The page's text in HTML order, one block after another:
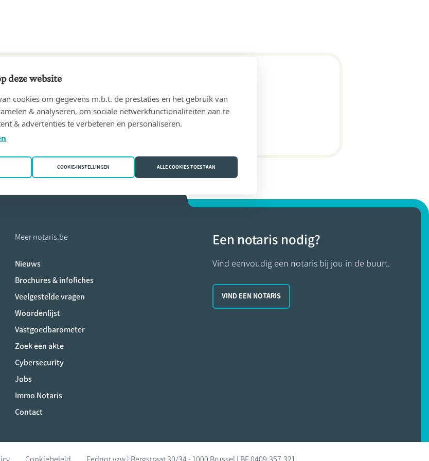
01/2024
(8200 Brugge (Sint-Michiels))
Meer notaris.be
Nieuws
Brochures & infofiches
Veelgestelde vragen
Woordenlijst
Vastgoedbarometer
Zoek een akte
Cybersecurity
Jobs
Immo Notaris
Contact
Een notaris nodig?
Vind eenvoudig een notaris bij jou in de buurt.
VIND EEN NOTARIS
deze website
cookies om gegevens m.b.t. de prestaties en het gebruik van
& analyseren, om sociale netwerkfunctionaliteiten aan te
& advertenties te verbeteren en personaliseren.
COOKIE-INSTELLINGEN ALLE COOKIES TOESTAAN